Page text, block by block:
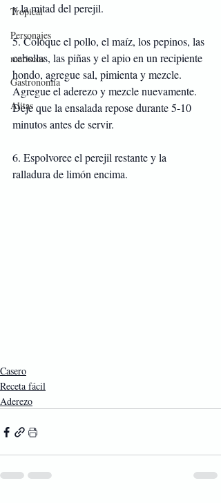
Tropical
Personajes
mariscos
Gastronomía
Alitas
y la mitad del perejil.
5. Coloque el pollo, el maíz, los pepinos, las
cebollas, las piñas y el apio en un recipiente
hondo, agregue sal, pimienta y mezcle.
Agregue el aderezo y mezcle nuevamente.
Deje que la ensalada repose durante 5-10
minutos antes de servir.
6. Espolvoree el perejil restante y la
ralladura de limón encima.
Casero
Receta fácil
Aderezo